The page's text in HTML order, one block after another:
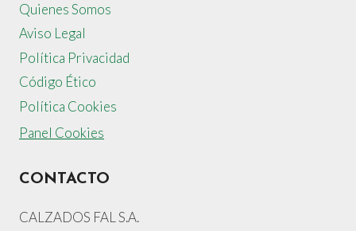
Quienes Somos
Aviso Legal
Política Privacidad
Código Ético
Política Cookies
Panel Cookies
CONTACTO
CALZADOS FAL S.A.